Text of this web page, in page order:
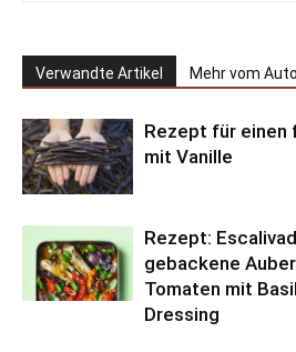
Verwandte Artikel Mehr vom
Rezept für einen
mit Vanille
Rezept:
gebackene
Tomaten mit
Dressing